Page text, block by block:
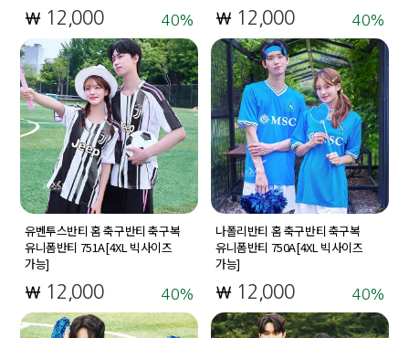
12,000 40 12,000 40
유벤투스반티 홈 축구반티 축구복
유니폼반티 751A[4XL 빅사이즈
가능]
12,000 40
나폴리반티 홈 축구반티 축구복
유니폼반티 750A[4XL 빅사이즈
가능]
12,000 40